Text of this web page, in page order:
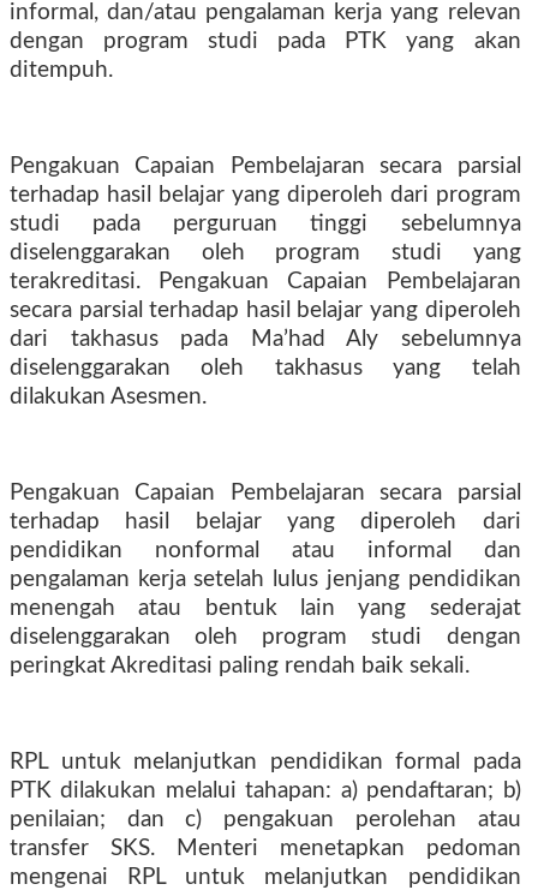
informal, dan/atau pengalaman kerja yang relevan
dengan program studi pada PTK yang akan
ditempuh.
Pengakuan Capaian Pembelajaran secara parsial
terhadap hasil belajar yang diperoleh dari program
studi pada perguruan tinggi sebelumnya
diselenggarakan oleh program studi yang
terakreditasi. Pengakuan Capaian Pembelajaran
secara parsial terhadap hasil belajar yang diperoleh
dari takhasus pada Ma’had Aly sebelumnya
diselenggarakan oleh takhasus yang telah
dilakukan Asesmen.
Pengakuan Capaian Pembelajaran secara parsial
terhadap hasil belajar yang diperoleh dari
pendidikan nonformal atau informal dan
pengalaman kerja setelah lulus jenjang pendidikan
menengah atau bentuk lain yang sederajat
diselenggarakan oleh program studi dengan
peringkat Akreditasi paling rendah baik sekali.
RPL untuk melanjutkan pendidikan formal pada
PTK dilakukan melalui tahapan: a) pendaftaran; b)
penilaian; dan c) pengakuan perolehan atau
transfer SKS. Menteri menetapkan pedoman
mengenai RPL untuk melanjutkan pendidikan